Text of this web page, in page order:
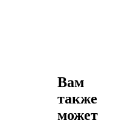
Вам
также
может